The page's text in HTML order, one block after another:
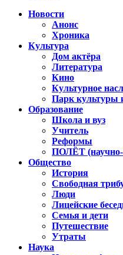
Новости
Анонс
Хроника
Культура
Дом актёра
Литература
Кино
Культурное
Парк культуры
Образование
Школа и вуз
Учитель
Реформы
ПОЛЁТ (научно-
Общество
История
Свободная
Люди
Лицейские
Семья и дети
Путешествие
Утраты
Наука